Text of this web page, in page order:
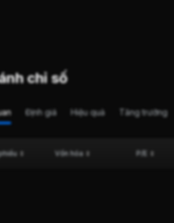
chỉ số
Định giá Hiệu quả Tăng trưởng
Vốn hóa P/E